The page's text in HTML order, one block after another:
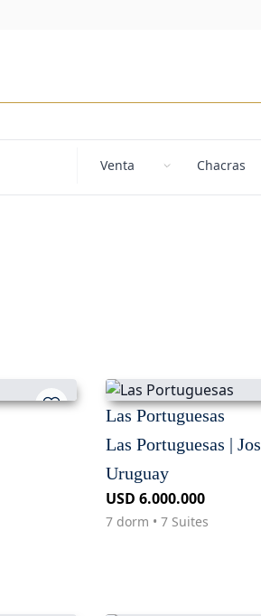
Las Portuguesas
Las Portuguesas |
Uruguay
USD 6.000.000
7 dorm • 7 Suites